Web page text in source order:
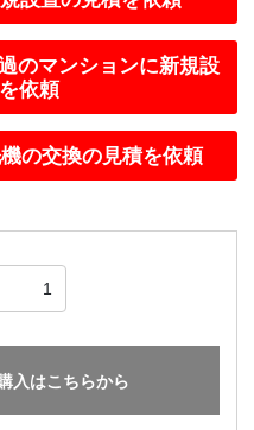
入はこちらから